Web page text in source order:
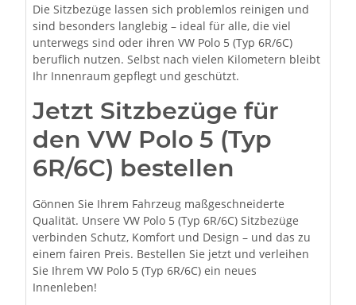
Die Sitzbezüge lassen sich problemlos reinigen und
sind besonders langlebig – ideal für alle, die viel
unterwegs sind oder ihren VW Polo 5 (Typ 6R/6C)
beruflich nutzen. Selbst nach vielen Kilometern bleibt
Ihr Innenraum gepflegt und geschützt.
Jetzt Sitzbezüge für
den VW Polo 5 (Typ
6R/6C) bestellen
Gönnen Sie Ihrem Fahrzeug maßgeschneiderte
Qualität. Unsere VW Polo 5 (Typ 6R/6C) Sitzbezüge
verbinden Schutz, Komfort und Design – und das zu
einem fairen Preis. Bestellen Sie jetzt und verleihen
Sie Ihrem VW Polo 5 (Typ 6R/6C) ein neues
Innenleben!